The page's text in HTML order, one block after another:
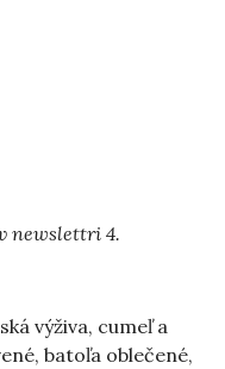
newslettri 4.
výživa, cumeľ a
batoľa oblečené,